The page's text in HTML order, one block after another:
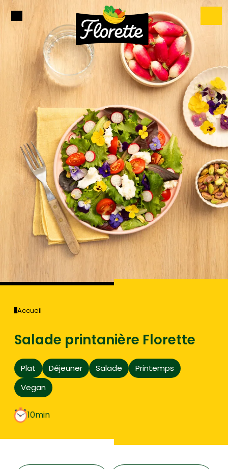
Accueil
Salade printanière Florette
Plat Déjeuner Salade
Printemps
Vegan
10min